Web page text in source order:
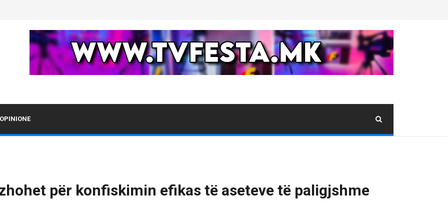
OPINIONE
për konfiskimin efikas të aseteve të paligjshme